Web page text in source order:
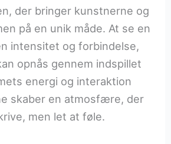
der bringer kunstnerne og
på en unik måde. At se en
intensitet og forbindelse,
opnås gennem indspillet
energi og interaktion
skaber en atmosfære, der
men let at føle.